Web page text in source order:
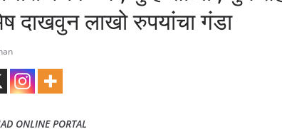
दाखवुन लाखो रुपयांचा गंडा
ONLINE PORTAL